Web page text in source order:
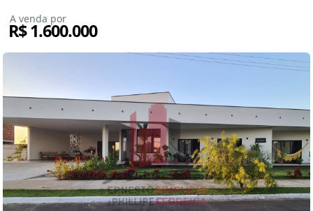
A venda por
R$ 1.600.000